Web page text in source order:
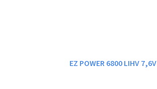
EZ POWER 6800 LIHV 7,6V